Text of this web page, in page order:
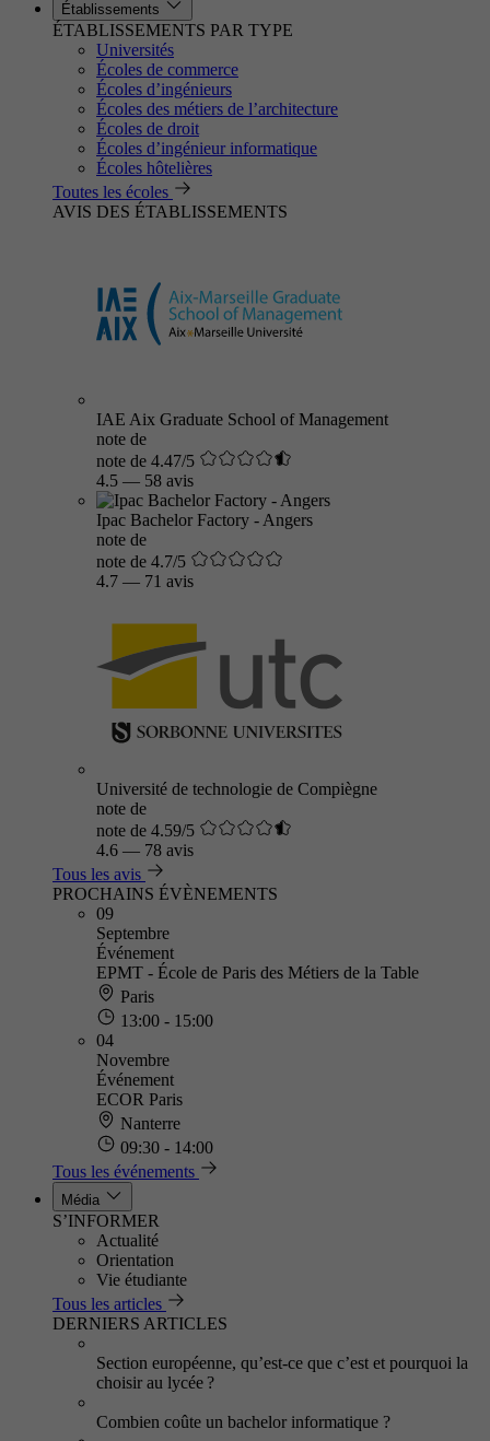
Établissements
ÉTABLISSEMENTS PAR TYPE
Universités
Écoles de commerce
Écoles d’ingénieurs
Écoles des métiers de l’architecture
Écoles de droit
Écoles d’ingénieur informatique
Écoles hôtelières
Toutes les écoles
AVIS DES ÉTABLISSEMENTS
IAE Aix Graduate School of Management
note de
note de 4.47/5
4.5 — 58 avis
Ipac Bachelor Factory - Angers
note de
note de 4.7/5
4.7 — 71 avis
Université de technologie de Compiègne
note de
note de 4.59/5
4.6 — 78 avis
Tous les avis
PROCHAINS ÉVÈNEMENTS
09
Septembre
Événement
EPMT - École de Paris des Métiers de la Table
Paris
13:00 - 15:00
04
Novembre
Événement
ECOR Paris
Nanterre
09:30 - 14:00
Tous les événements
Média
S’INFORMER
Actualité
Orientation
Vie étudiante
Tous les articles
DERNIERS ARTICLES
Section européenne, qu’est-ce que c’est et pourquoi la
choisir au lycée ?
Combien coûte un bachelor informatique ?